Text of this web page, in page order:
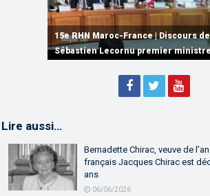
15e RHN Maroc-France | Signature de
plusieurs accords de coopération
partenariat
15e RHN Maroc-France | Discours de
Sébastien Lecornu premier
15e Réunion de Haut Niveau Maroc-
Discours de M. Aziz Akhannouch
Lire aussi…
Bernadette Chirac, veuve de
français Jacques Chirac est
ans
06/06/2026